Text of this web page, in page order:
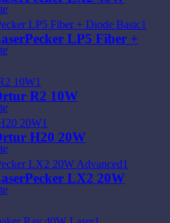
LP5 Fiber +
R2 10W
H20 20W
LX2 20W